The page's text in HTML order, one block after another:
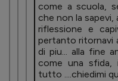
come a scuola,
che non la
riflessione e
pertanto ritornavi
di piu... alla fine
come una
tutto ....chiedimi